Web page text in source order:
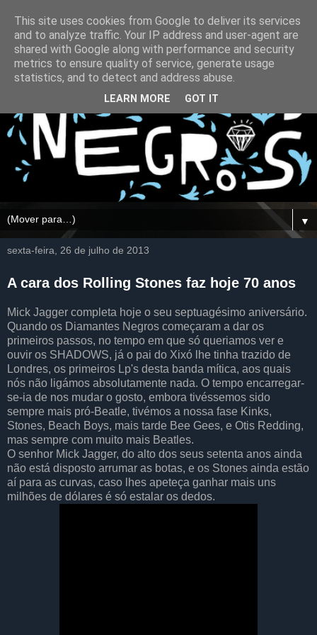
▼
sexta-feira, 26 de julho de 2013
A cara dos Rolling Stones faz hoje 70 anos
Mick Jagger completa hoje o seu septuagésimo aniversário.
Quando os Diamantes Negros começaram a dar os
primeiros passos, no tempo em que só queriamos ver e
ouvir os SHADOWS, já o pai do Xixó lhe tinha trazido de
Londres, os primeiros Lp's desta banda mítica, aos quais
nós não ligámos absolutamente nada. O tempo encarregar-
se-ia de nos mudar o gosto, embora tivéssemos sido
sempre mais pró-Beatle, tivémos a nossa fase Kinks,
Stones, Beach Boys, mais tarde Bee Gees, e Otis Redding,
mas sempre com muito mais Beatles.
O senhor Mick Jagger, do alto dos seus setenta anos ainda
não está disposto arrumar as botas, e os Stones ainda estão
aí para as curvas, caso lhes apeteça ganhar mais uns
milhões de dólares é só estalar os dedos.
This site uses cookies from Google to deliver its services
and to analyze traffic. Your IP address and user-agent are
shared with Google along with performance and security
metrics to ensure quality of service, generate usage
statistics, and to detect and address abuse.
LEARN MORE GOT IT